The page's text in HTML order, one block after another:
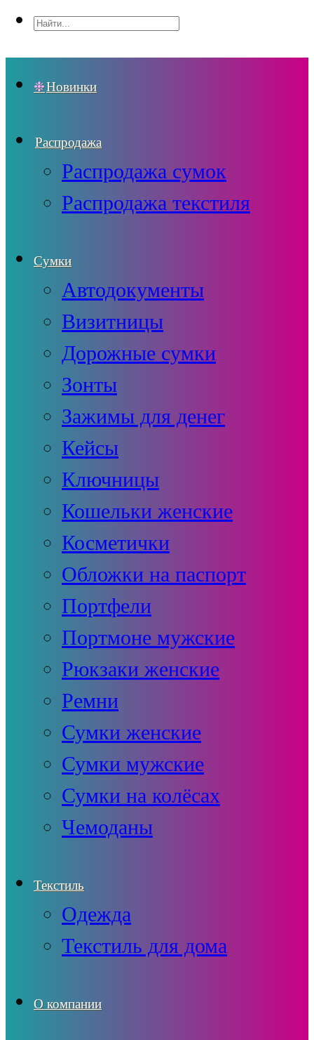
Новинки
Распродажа
Распродажа сумок
Распродажа текстиля
Сумки
Автодокументы
Визитницы
Дорожные сумки
Зонты
Зажимы для денег
Кейсы
Ключницы
Кошельки женские
Косметички
Обложки на паспорт
Портфели
Портмоне мужские
Рюкзаки женские
Ремни
Сумки женские
Сумки мужские
Сумки на колёсах
Чемоданы
Текстиль
Одежда
Текстиль для дома
О компании